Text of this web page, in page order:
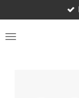
to
main